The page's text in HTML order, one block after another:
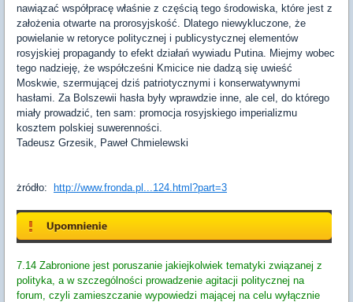
nawiązać współpracę właśnie z częścią tego środowiska, które jest z
założenia otwarte na prorosyjskość. Dlatego niewykluczone, że
powielanie w retoryce politycznej i publicystycznej elementów
rosyjskiej propagandy to efekt działań wywiadu Putina. Miejmy wobec
tego nadzieję, że współcześni Kmicice nie dadzą się uwieść
Moskwie, szermującej dziś patriotycznymi i konserwatywnymi
hasłami. Za Bolszewii hasła były wprawdzie inne, ale cel, do którego
miały prowadzić, ten sam: promocja rosyjskiego imperializmu
kosztem polskiej suwerenności.
Tadeusz Grzesik, Paweł Chmielewski
żródło: http://www.fronda.pl...124.html?part=3
7.14 Zabronione jest poruszanie jakiejkolwiek tematyki związanej z
polityka, a w szczególności prowadzenie agitacji politycznej na
forum, czyli zamieszczanie wypowiedzi mającej na celu wyłącznie